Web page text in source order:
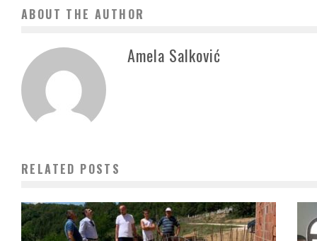
ABOUT THE AUTHOR
Amela Salković
RELATED POSTS